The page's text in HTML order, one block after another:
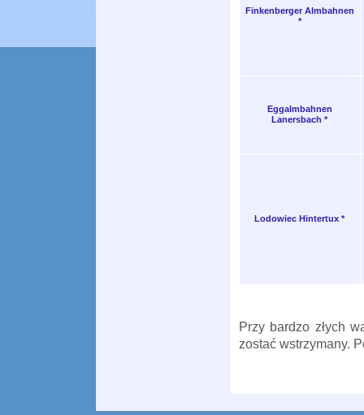
Finkenberger Almbahnen
*
Eggalmbahnen
Lanersbach *
Lodowiec Hintertux *
Przy bardzo złych
zostać wstrzymany.